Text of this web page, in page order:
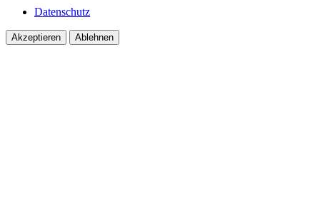
Datenschutz
Akzeptieren Ablehnen